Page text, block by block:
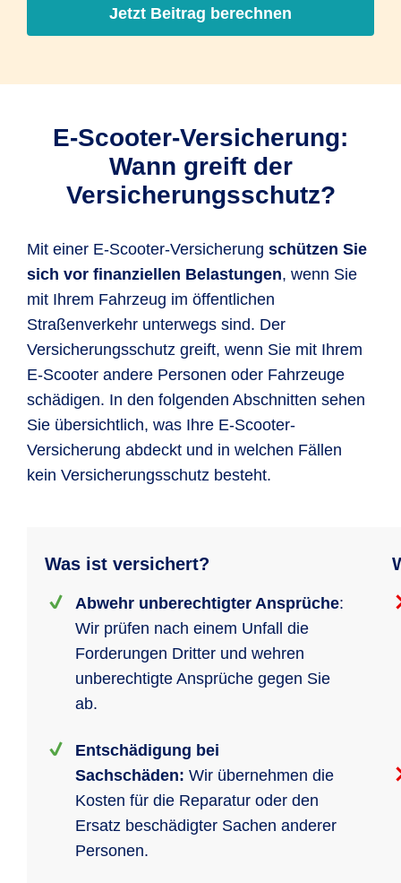
Jetzt Beitrag berechnen
E-Scooter-Versicherung:
Wann greift der
Versicherungsschutz?
Mit einer E-Scooter-Versicherung schützen Sie
sich vor finanziellen Belastungen, wenn Sie
mit Ihrem Fahrzeug im öffentlichen
Straßenverkehr unterwegs sind. Der
Versicherungsschutz greift, wenn Sie mit Ihrem
E-Scooter andere Personen oder Fahrzeuge
schädigen. In den folgenden Abschnitten sehen
Sie übersichtlich, was Ihre E-Scooter-
Versicherung abdeckt und in welchen Fällen
kein Versicherungsschutz besteht.
Was ist versichert?
Abwehr unberechtigter Ansprüche:
Wir prüfen nach einem Unfall die
Forderungen Dritter und wehren
unberechtigte Ansprüche gegen Sie
ab.
Entschädigung bei
Sachschäden: Wir übernehmen die
Kosten für die Reparatur oder den
Ersatz beschädigter Sachen anderer
Personen.